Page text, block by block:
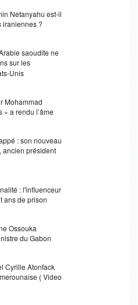
Netanyahu est-il
iraniennes ?
saoudite ne
sur les
Unis
Mohammad
a rendu l’âme
: son nouveau
ancien président
: l'influenceur
ans de prison
Ossouka
du Gabon
Cyrille Atonfack
( Video